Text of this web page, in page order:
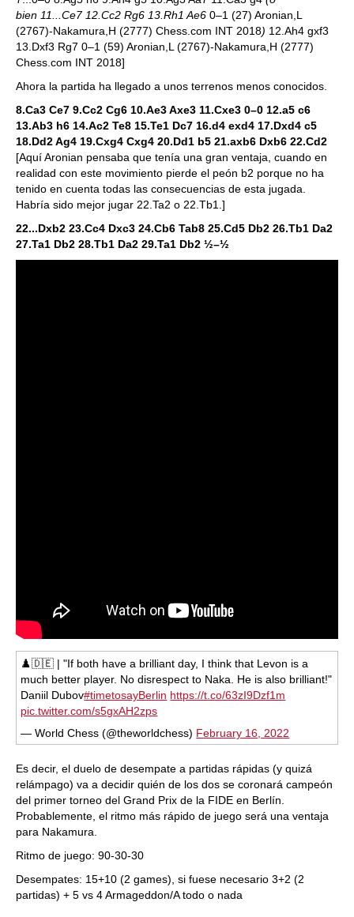
bien 11...Ce7 12.Cc2 Rg6 13.Rh1 Ae6 0–1 (27) Aronian,L
(2767)-Nakamura,H (2777) Chess.com INT 2018) 12.Ah4 gxf3
13.Dxf3 Rg7 0–1 (59) Aronian,L (2767)-Nakamura,H (2777)
Chess.com INT 2018]
Ahora la partida ha llegado a unos terrenos menos conocidos.
8.Ca3 Ce7 9.Cc2 Cg6 10.Ae3 Axe3 11.Cxe3 0–0 12.a5 c6
13.Ab3 h6 14.Ac2 Te8 15.Te1 Dc7 16.d4 exd4 17.Dxd4 c5
18.Dd2 Ag4 19.Cxg4 Cxg4 20.Dd1 b5 21.axb6 Dxb6 22.Cd2
[Aquí Aronian pensaba que tenía una gran ventaja, cuando en
realidad con este movimiento pierde el peón b2 porque no ha
tenido en cuenta todas las consecuencias de esta jugada.
Habría sido mejor jugar 22.Ta2 o 22.Tb1.]
22...Dxb2 23.Cc4 Dxc3 24.Cb6 Tab8 25.Cd5 Db2 26.Tb1 Da2
27.Ta1 Db2 28.Tb1 Da2 29.Ta1 Db2 ½–½
♟️🇩🇪 | "If both have a brilliant day, I think that Levon is a
much better player. No disrespect to Naka. He is also brilliant!"
Daniil Dubov#timetosayBerlin https://t.co/63zI9Dzf1m
pic.twitter.com/s5gxAH2zps
— World Chess (@theworldchess) February 16, 2022
Es decir, el duelo de desempate a partidas rápidas (y quizá
relámpago) va a decidir quién de los dos se coronará campeón
del primer torneo del Grand Prix de la FIDE en Berlín.
Probablemente, el ritmo más rápido de juego será una ventaja
para Nakamura.
Ritmo de juego: 90-30-30
Desempates: 15+10 (2 games), si fuese necesario 3+2 (2
partidas) + 5 vs 4 Armageddon/A todo o nada